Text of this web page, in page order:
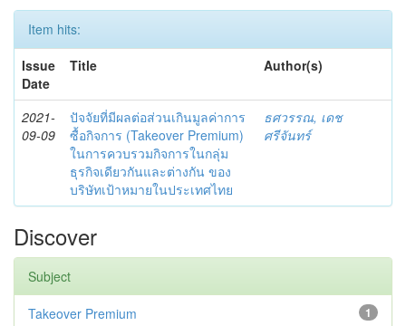
Item hits:
Issue
Date
Title Author(s)
2021-
09-09
ปัจจัยที่มีผลต่อส่วนเกินมูลค่าการ
ซื้อกิจการ (Takeover Premium)
ในการควบรวมกิจการในกลุ่ม
ธุรกิจเดียวกันและต่างกัน ของ
บริษัทเป้าหมายในประเทศไทย
ธศวรรณ, เดช
ศรีจันทร์
Discover
Subject
1
Takeover Premium